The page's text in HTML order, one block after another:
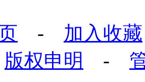
- 加入收藏
版权申明 -